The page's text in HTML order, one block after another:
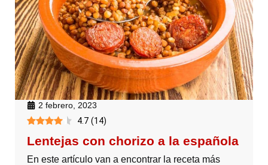
2 febrero, 2023
4.7 (14)
Lentejas con chorizo a la española
En este artículo van a encontrar la receta más